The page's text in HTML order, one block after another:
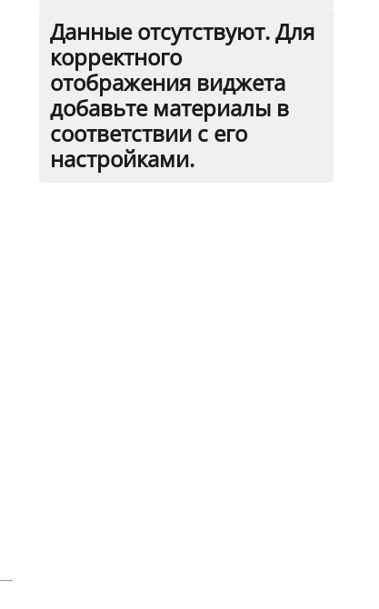
Данные отсутствуют. Для
корректного
отображения виджета
добавьте материалы в
соответствии с его
настройками.